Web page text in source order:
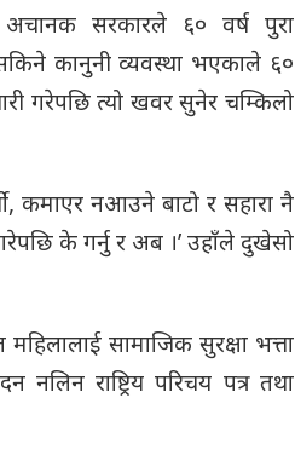
सरकारले ६० वर्ष पुरा
कानुनी व्यवस्था भएकाले ६०
गरेपछि त्यो खवर सुनेर चम्किलो
कमाएर नआउने बाटो र सहारा नै
के गर्नु र अब ।’ उहाँले दुखेसो
सामाजिक सुरक्षा भत्ता
राष्ट्रिय परिचय पत्र तथा